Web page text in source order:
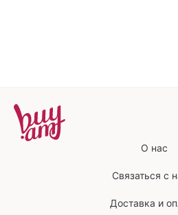
О нас
Связаться с
Доставка и